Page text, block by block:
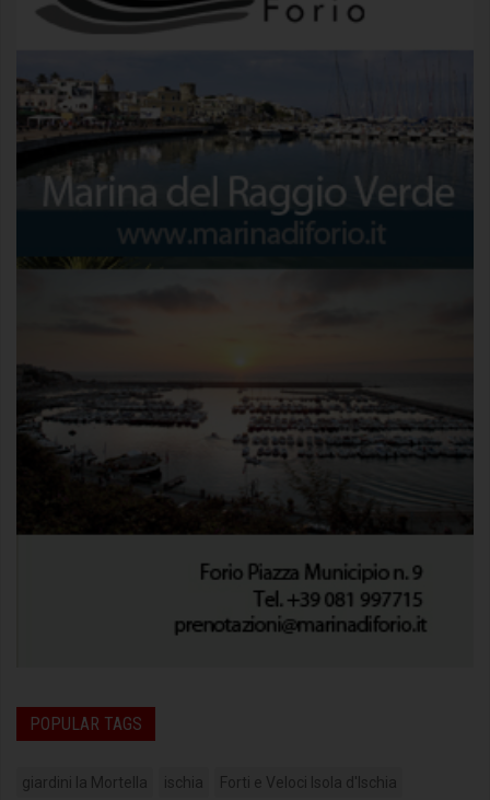
POPULAR TAGS
giardini la Mortella ischia Forti e Veloci Isola d'Ischia